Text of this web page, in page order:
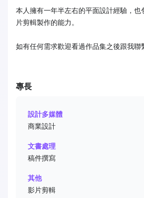
本人擁有一年半左右的平面設計經驗，也
片剪輯製作的能力。
如有任何需求歡迎看過作品集之後跟我聯
專長
設計多媒體
商業設計
文書處理
稿件撰寫
其他
影片剪輯